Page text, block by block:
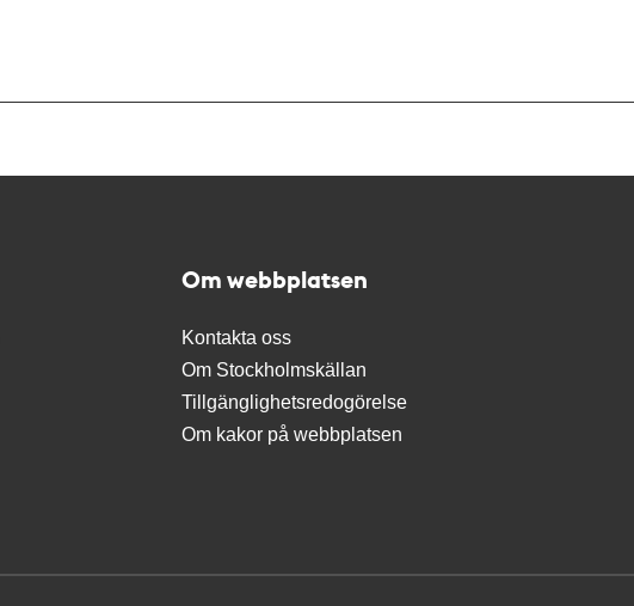
Om webbplatsen
Kontakta oss
Om Stockholmskällan
Tillgänglighetsredogörelse
Om kakor på webbplatsen